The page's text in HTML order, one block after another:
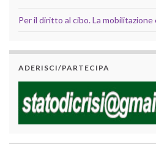
Per il diritto al cibo. La
ADERISCI/PARTECIPA